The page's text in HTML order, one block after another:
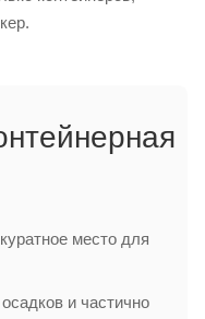
место для
и частично